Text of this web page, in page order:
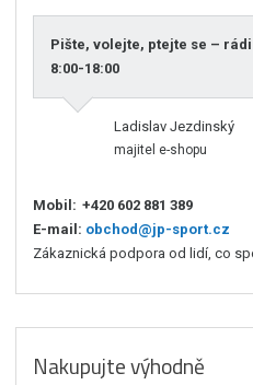
Pište, volejte, ptejte se –
8:00-18:00
Ladislav Jezdinský
majitel e-shopu
Mobil: +420 602 881 389
E-mail: obchod@jp-sport.cz
Zákaznická podpora od lidí, co
Nakupujte výhodně